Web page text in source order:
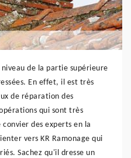
de la partie supérieure
En effet, il est très
de réparation des
qui sont très
des experts en la
vers KR Ramonage qui
Sachez qu'il dresse un